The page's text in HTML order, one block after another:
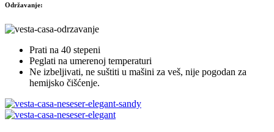
Održavanje:
Prati na 40 stepeni
Peglati na umerenoj temperaturi
Ne izbeljivati, ne suštiti u mašini za veš, nije pogodan za
hemijsko čišćenje.